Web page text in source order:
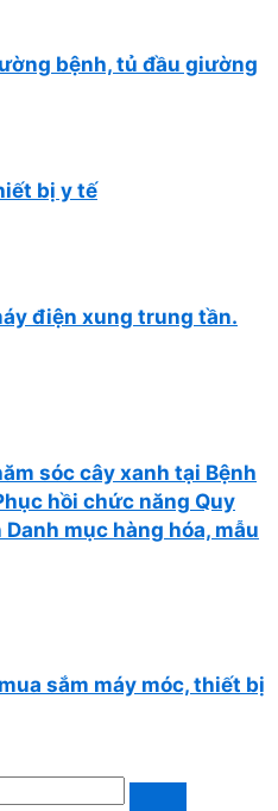
bệnh, tủ đầu giường
bị y tế
điện xung trung tần.
sóc cây xanh tại Bệnh
hồi chức năng Quy
mục hàng hóa, mẫu
sắm máy móc, thiết bị